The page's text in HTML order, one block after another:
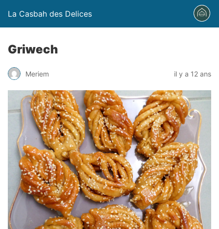
La Casbah des Delices
Griwech
Meriem il y a 12 ans